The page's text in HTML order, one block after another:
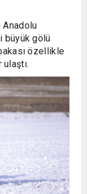
Anadolu
büyük gölü
özellikle